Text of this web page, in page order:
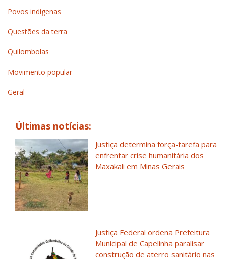
Povos indígenas
Questões da terra
Quilombolas
Movimento popular
Geral
Últimas notícias:
Justiça determina força-tarefa para
enfrentar crise humanitária dos
Maxakali em Minas Gerais
Justiça Federal ordena Prefeitura
Municipal de Capelinha paralisar
construção de aterro sanitário nas